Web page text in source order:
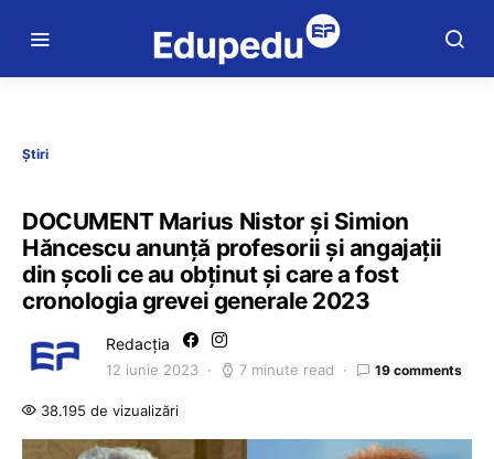
Știri
DOCUMENT Marius Nistor și Simion
Hăncescu anunță profesorii și angajații
din școli ce au obținut și care a fost
cronologia grevei generale 2023
Redacția
12 iunie 2023 7 minute read 19 comments
38.195 de vizualizări